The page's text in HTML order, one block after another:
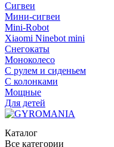
Сигвеи
Мини-сигвеи
Mini-Robot
Xiaomi Ninebot mini
Снегокаты
Моноколесо
С рулем и сиденьем
С колонками
Мощные
Для детей
Каталог
Все категории